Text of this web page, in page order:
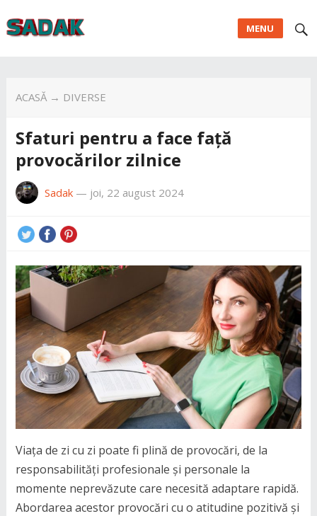
MENU
ACASĂ→ DIVERSE
Sfaturi pentru a face față
provocărilor zilnice
Sadak— joi, 22 august 2024
Viața de zi cu zi poate fi plină de provocări, de la
responsabilități profesionale și personale la
momente neprevăzute care necesită adaptare rapidă.
Abordarea acestor provocări cu o atitudine pozitivă și